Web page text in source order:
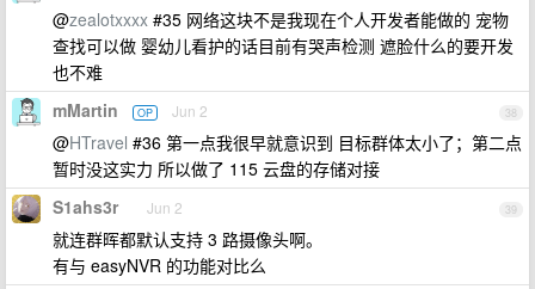
@zealotxxxx #35 网络这块不是我现在个人开发者能做的 宠物
查找可以做 婴幼儿看护的话目前有哭声检测 遮脸什么的要开发
也不难
38
mMartin OP Jun 2
@HTravel #36 第一点我很早就意识到 目标群体太小了；第二点
暂时没这实力 所以做了 115 云盘的存储对接
39
S1ahs3r Jun 2
就连群晖都默认支持 3 路摄像头啊。
有与 easyNVR 的功能对比么